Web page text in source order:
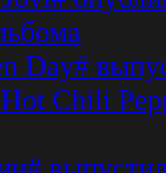
Day#
Chili